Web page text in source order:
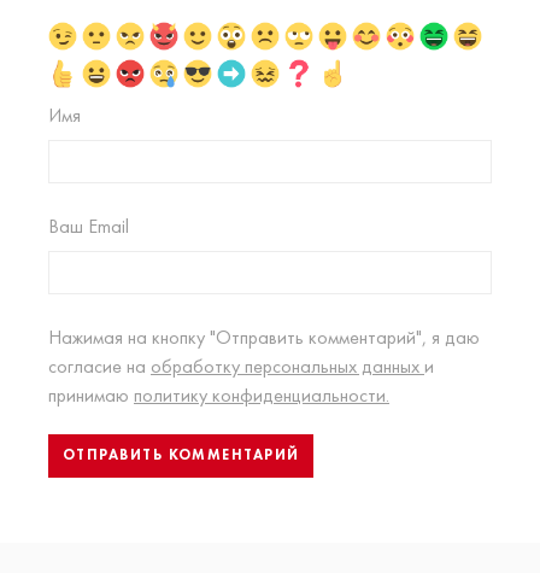
Имя
Ваш Email
Нажимая на кнопку "Отправить комментарий", я даю
согласие на обработку персональных данных и
принимаю политику конфиденциальности.